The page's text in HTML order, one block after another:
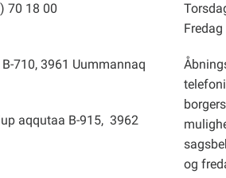
70 18 00
710, 3961 Uummannaq
aqqutaa B-915, 3962
og